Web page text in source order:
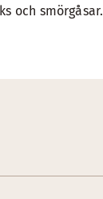
och smörgåsar.